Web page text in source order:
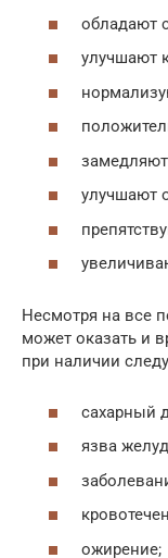
обладают
улучшают
улучшают
Несмотря на все
может оказать и
при наличии
сахарный
язва
ожирение;